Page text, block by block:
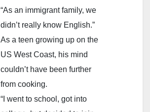
“As an immigrant family, we
didn’t really know English.”
As a teen growing up on the
US West Coast, his mind
couldn’t have been further
from cooking.
“I went to school, got into